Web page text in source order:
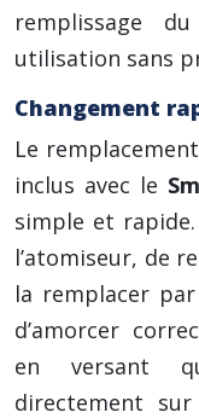
remplissage
utilisation sans
Changement
Le
inclus avec le
simple et
l’atomiseur, de
la remplacer
d’amorcer
en versant
directement